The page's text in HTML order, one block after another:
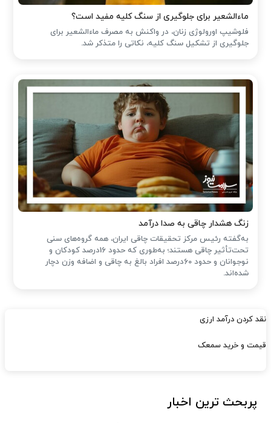
ماءالشعیر برای جلوگیری از سنگ کلیه مفید است؟
فلوشیپ اورولوژی زنان، در واکنش به مصرف ماءالشعیر برای
جلوگیری از تشکیل سنگ کلیه، نکاتی را متذکر شد.
زنگ هشدار چاقی به صدا درآمد
به‌گفته رئیس مرکز تحقیقات چاقی ایران، همه گروه‌های سنی
تحت‌تأثیر چاقی هستند؛ به‌طوری که حدود 16درصد کودکان و
نوجوانان و حدود 60درصد افراد بالغ به چاقی و اضافه وزن دچار
شده‌اند.
نقد کردن درآمد ارزی
قیمت و خرید سمعک
پربحث ترین اخبار